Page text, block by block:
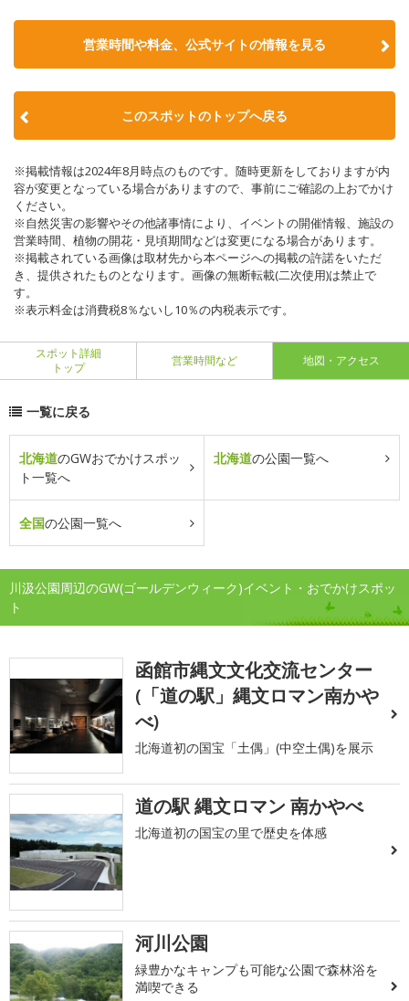
営業時間や料金、公式サイトの情報を見る
このスポットのトップへ戻る
※掲載情報は2024年8月時点のものです。随時更新をしておりますが内
容が変更となっている場合がありますので、事前にご確認の上おでかけ
ください。
※自然災害の影響やその他諸事情により、イベントの開催情報、施設の
営業時間、植物の開花・見頃期間などは変更になる場合があります。
※掲載されている画像は取材先から本ページへの掲載の許諾をいただ
き、提供されたものとなります。画像の無断転載(二次使用)は禁止で
す。
※表示料金は消費税8％ないし10％の内税表示です。
スポット詳細
トップ
営業時間など 地図・アクセス
一覧に戻る
北海道のGWおでかけスポッ
ト一覧へ
北海道の公園一覧へ
全国の公園一覧へ
川汲公園周辺のGW(ゴールデンウィーク)イベント・おでかけスポッ
ト
函館市縄文文化交流センター
(「道の駅」縄文ロマン南かや
べ)
北海道初の国宝「土偶」(中空土偶)を展示
道の駅 縄文ロマン 南かやべ
北海道初の国宝の里で歴史を体感
河川公園
緑豊かなキャンプも可能な公園で森林浴を
満喫できる